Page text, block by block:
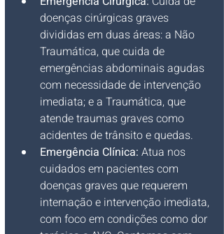
doenças cirúrgicas graves
divididas em duas áreas: a Não
Traumática, que cuida de
emergências abdominais agudas
com necessidade de intervenção
imediata; e a Traumática, que
atende traumas graves como
acidentes de trânsito e quedas.
Emergência Clínica: Atua nos
cuidados em pacientes com
doenças graves que requerem
internação e intervenção imediata,
com foco em condições como dor